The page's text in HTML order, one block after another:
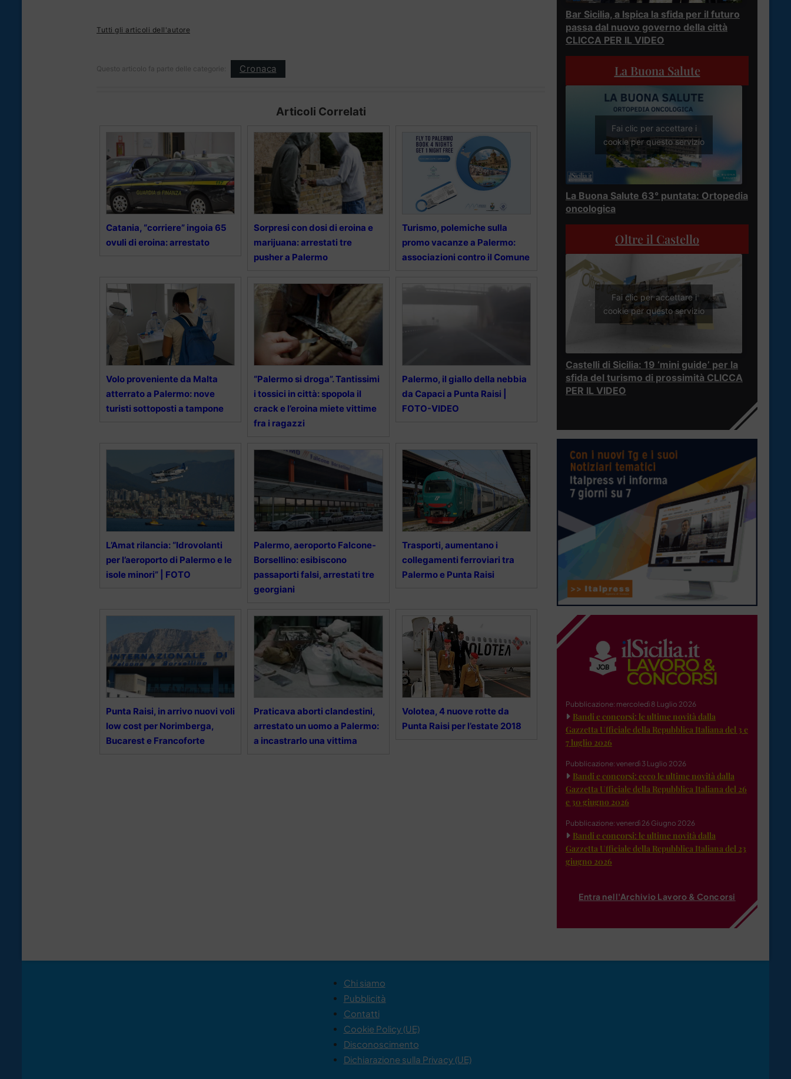
Tutti gli articoli dell'autore
Questo articolo fa parte delle categorie: Cronaca
Articoli Correlati
Catania, “corriere” ingoia 65
ovuli di eroina: arrestato
Sorpresi con dosi di eroina e
marijuana: arrestati tre
pusher a Palermo
Turismo, polemiche sulla
promo vacanze a Palermo:
associazioni contro il Comune
Volo proveniente da Malta
atterrato a Palermo: nove
turisti sottoposti a tampone
“Palermo si droga”. Tantissimi
i tossici in città: spopola il
crack e l’eroina miete vittime
fra i ragazzi
Palermo, il giallo della nebbia
da Capaci a Punta Raisi |
FOTO-VIDEO
L’Amat rilancia: “Idrovolanti
per l’aeroporto di Palermo e le
isole minori” | FOTO
Palermo, aeroporto Falcone-
Borsellino: esibiscono
passaporti falsi, arrestati tre
georgiani
Trasporti, aumentano i
collegamenti ferroviari tra
Palermo e Punta Raisi
Punta Raisi, in arrivo nuovi voli
low cost per Norimberga,
Bucarest e Francoforte
Praticava aborti clandestini,
arrestato un uomo a Palermo:
a incastrarlo una vittima
Volotea, 4 nuove rotte da
Punta Raisi per l’estate 2018
Bar Sicilia, a Ispica la sfida per il futuro
passa dal nuovo governo della città
CLICCA PER IL VIDEO
La Buona Salute
Fai clic per accettare i
cookie per questo servizio
La Buona Salute 63° puntata: Ortopedia
oncologica
Oltre il Castello
Fai clic per accettare i
cookie per questo servizio
Castelli di Sicilia: 19 ‘mini guide’ per la
sfida del turismo di prossimità CLICCA
PER IL VIDEO
Pubblicazione: mercoledì 8 Luglio 2026
Bandi e concorsi: le ultime novità dalla
Gazzetta Ufficiale della Repubblica Italiana del 3 e
7 luglio 2026
Pubblicazione: venerdì 3 Luglio 2026
Bandi e concorsi: ecco le ultime novità dalla
Gazzetta Ufficiale della Repubblica Italiana del 26
e 30 giugno 2026
Pubblicazione: venerdì 26 Giugno 2026
Bandi e concorsi: le ultime novità dalla
Gazzetta Ufficiale della Repubblica Italiana del 23
giugno 2026
Entra nell'Archivio Lavoro & Concorsi
Chi siamo
Pubblicità
Contatti
Cookie Policy (UE)
Disconoscimento
Dichiarazione sulla Privacy (UE)